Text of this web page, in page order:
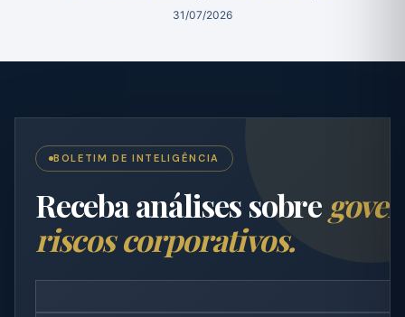
31/07/2026
BOLETIM DE INTELIGÊNCIA
Receba análises sobre
riscos corporativos.